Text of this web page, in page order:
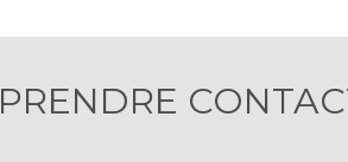
PRENDRE